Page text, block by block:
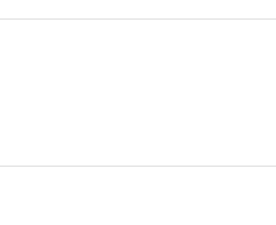
イングをチェックして
の場合は、スポーツ経験や
針を決めていきます。
見て
。
解しやすくなります。